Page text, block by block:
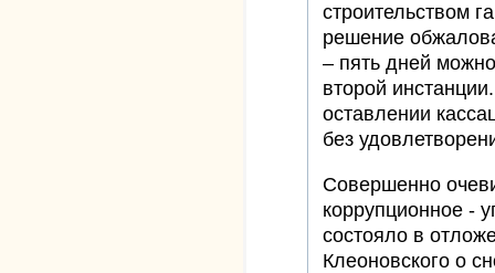
строительством
решение
– пять дней
второй
оставлении
без
Совершенно
коррупционное -
состояло в
Клеоновского о